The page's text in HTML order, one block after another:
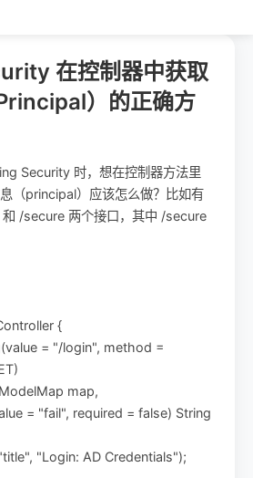
在控制器中获取
）的正确方
Security 时，想在控制器方法里
（principal）应该怎么做？比如有
/secure 两个接口，其中 /secure
{
= "/login", method =
map,
= "fail", required = false) String
"Login: AD Credentials");